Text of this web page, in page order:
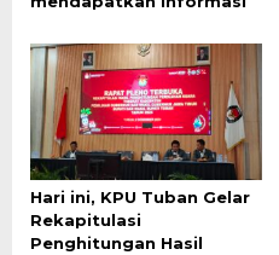
Hari ini, KPU Tuban Gelar
Rekapitulasi
Penghitungan Hasil